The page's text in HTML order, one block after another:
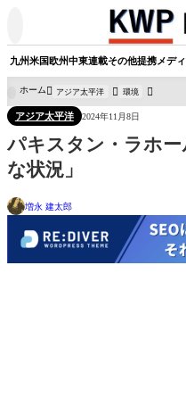
九州米国欧州中東連載その他提携メデ
ホーム アジア太平洋 環境
アジア太平洋 2024年11月8日
パキスタン・ラホー
な状況」
増永 建太郎